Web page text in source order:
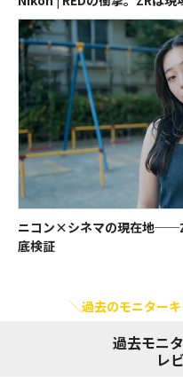
【個人情報の取扱いの委託につ
個人情報の取扱いを外部に委託
理基準を満たす企業を選定し、
す。
【取得した個人情報の開示等お
応募者からの求めにより、Vook
の利用目的の通知・開示・内容
（以下「開示等」といいます）
個人情報取扱いに関するお問い合
株式会社Vook 個人情報管理担当
E-mail：
やむを得ない事情により、貸
ございますので予めご了承く
ニコン×シネマの現在地
底検証
過去のモニター
過去モニ
レ